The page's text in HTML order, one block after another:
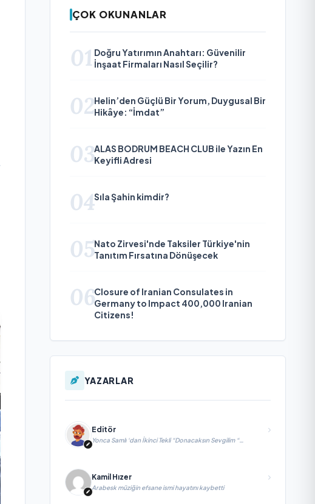
ÇOK OKUNANLAR
01 Doğru Yatırımın Anahtarı: Güvenilir
İnşaat Firmaları Nasıl Seçilir?
02Helin’den Güçlü Bir Yorum, Duygusal Bir
Hikâye: “İmdat”
03ALAS BODRUM BEACH CLUB ile Yazın En
Keyifli Adresi
04Sıla Şahin kimdir?
05Nato Zirvesi'nde Taksiler Türkiye'nin
Tanıtım Fırsatına Dönüşecek
06Closure of Iranian Consulates in
Germany to Impact 400,000 Iranian
Citizens!
YAZARLAR
Editör
Yonca Samlı ‘dan İkinci Tekli “Donacaksın Sevgilim “
yayımlandı
Kamil Hızer
Arabesk müziğin efsane ismi hayatını kaybetti